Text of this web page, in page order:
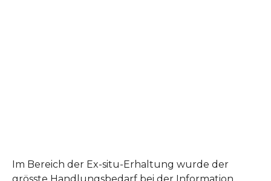
Im Bereich der Ex-situ-Erhaltung wurde der